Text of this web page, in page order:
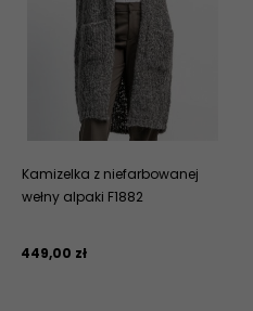
Kamizelka z niefarbowanej
wełny alpaki F1882
449,00 zł